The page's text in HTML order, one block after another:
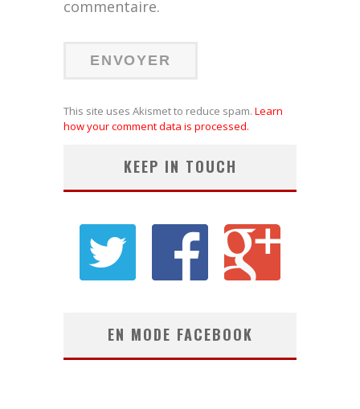
commentaire.
This site uses Akismet to reduce spam. Learn
how your comment data is processed.
KEEP IN TOUCH
EN MODE FACEBOOK